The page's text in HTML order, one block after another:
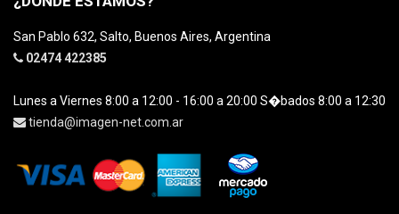
San Pablo 632, Salto, Buenos Aires, Argentina
02474 422385
Lunes a Viernes 8:00 a 12:00 - 16:00 a 20:00 S�bados 8:00 a 12:30
tienda@imagen-net.com.ar